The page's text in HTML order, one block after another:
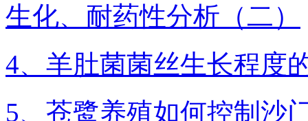
生化、耐药性分析（二）
4、羊肚菌菌丝生长程度
5、苍鹭养殖如何控制沙